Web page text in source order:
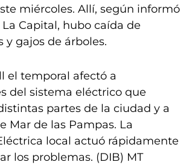
miércoles. Allí, según informó
Capital, hubo caída de
y gajos de árboles.
el temporal afectó a
del sistema eléctrico que
partes de la ciudad y a
Mar de las Pampas. La
local actuó rápidamente
los problemas. (DIB) MT